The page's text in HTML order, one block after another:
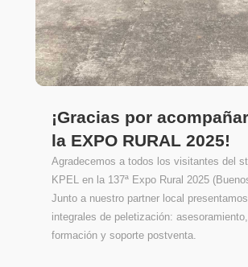
¡Gracias por
la EXPO RURAL 2025!
Agradecemos a todos los visitantes del
KPEL en la 137ª Expo Rural 2025
Junto a nuestro partner local
integrales de peletización:
formación y soporte postventa.